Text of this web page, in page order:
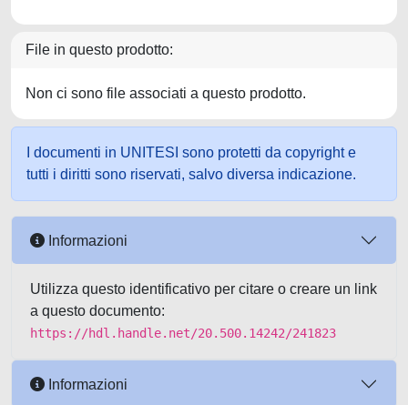
File in questo prodotto:
Non ci sono file associati a questo prodotto.
I documenti in UNITESI sono protetti da copyright e
tutti i diritti sono riservati, salvo diversa indicazione.
Informazioni
Utilizza questo identificativo per citare o creare un link
a questo documento:
https://hdl.handle.net/20.500.14242/241823
Informazioni